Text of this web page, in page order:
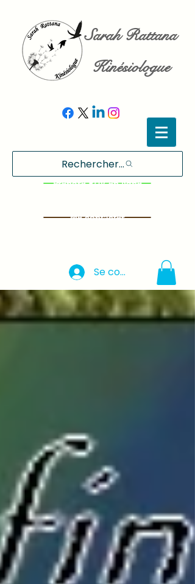
Sarah Rattana
Kinésiologue
Rechercher...
Prendre RDV en ligne
Me contacter
Se connecter